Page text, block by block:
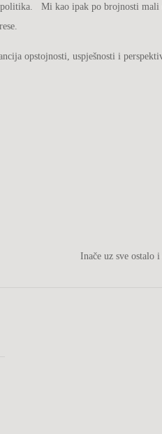
politika. Mi kao ipak po brojnosti
opstojnosti, uspješnosti i
Inače uz sve ostalo